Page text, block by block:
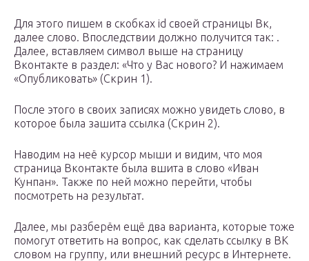
Для этого пишем в скобках id своей страницы Вк,
далее слово. Впоследствии должно получится так: .
Далее, вставляем символ выше на страницу
Вконтакте в раздел: «Что у Вас нового? И нажимаем
«Опубликовать» (Скрин 1).
После этого в своих записях можно увидеть слово, в
которое была зашита ссылка (Скрин 2).
Наводим на неё курсор мыши и видим, что моя
страница Вконтакте была вшита в слово «Иван
Кунпан». Также по ней можно перейти, чтобы
посмотреть на результат.
Далее, мы разберём ещё два варианта, которые тоже
помогут ответить на вопрос, как сделать ссылку в ВК
словом на группу, или внешний ресурс в Интернете.